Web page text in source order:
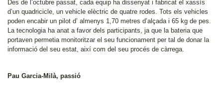
Des de l’octubre passat, cada equip ha dissenyat i fabricat el xassís
d’un quadricicle, un vehicle elèctric de quatre rodes. Tots els vehicles
poden encabir un pilot d’ almenys 1,70 metres d’alçada i 65 kg de pes.
La tecnologia ha anat a favor dels participants, ja que la bateria que
portaven permetia monitoritzar el seu funcionament per tal de donar la
informació del seu estat, així com del seu procés de càrrega.
Pau Garcia-Milà, passió